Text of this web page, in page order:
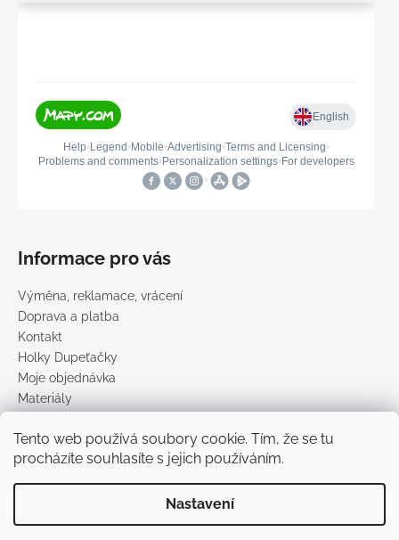
Tento web používá soubory cookie. Tím, že se tu
procházíte souhlasíte s jejich používáním.
Nastavení
Informace pro vás
Výměna, reklamace, vrácení
Doprava a platba
Kontakt
Holky Dupeťačky
Moje objednávka
Materiály
Podmínky ochrany osobních údajů
Prodávané značky